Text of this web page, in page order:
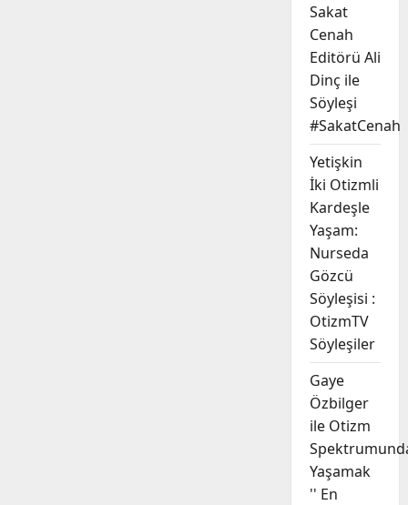
Sakat
Cenah
Editörü Ali
Dinç ile
Söyleşi
#SakatCenah
Yetişkin
İki Otizmli
Kardeşle
Yaşam:
Nurseda
Gözcü
Söyleşisi :
OtizmTV
Söyleşiler
Gaye
Özbilger
ile Otizm
Yaşamak
'' En